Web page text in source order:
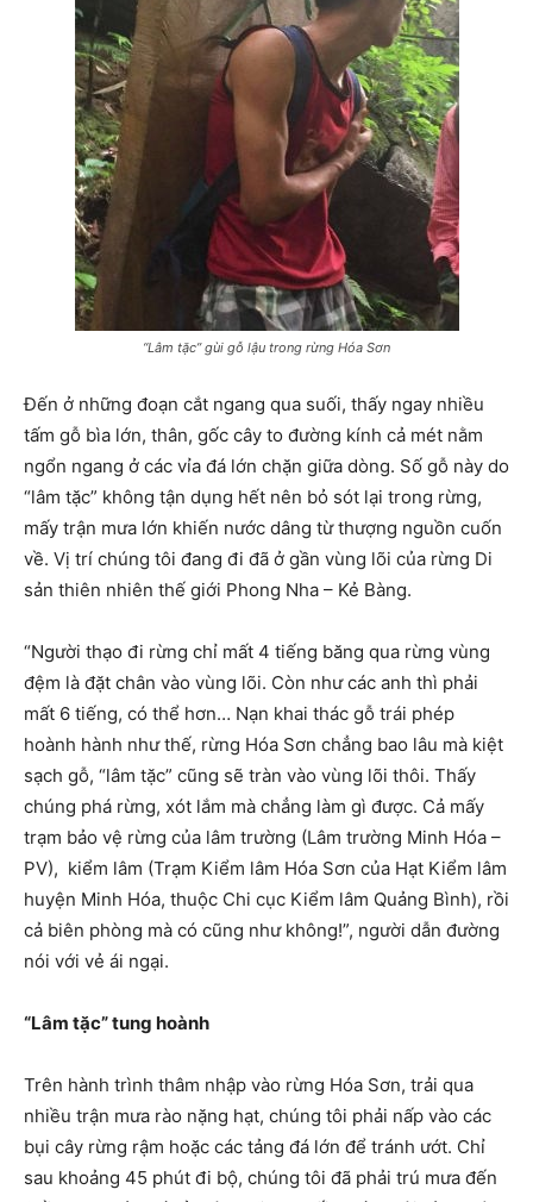
“Lâm tặc” gùi gỗ lậu trong rừng Hóa Sơn
Đến ở những đoạn cắt ngang qua suối, thấy ngay nhiều
tấm gỗ bìa lớn, thân, gốc cây to đường kính cả mét nằm
ngổn ngang ở các vỉa đá lớn chặn giữa dòng. Số gỗ này do
“lâm tặc” không tận dụng hết nên bỏ sót lại trong rừng,
mấy trận mưa lớn khiến nước dâng từ thượng nguồn cuốn
về. Vị trí chúng tôi đang đi đã ở gần vùng lõi của rừng Di
sản thiên nhiên thế giới Phong Nha – Kẻ Bàng.
“Người thạo đi rừng chỉ mất 4 tiếng băng qua rừng vùng
đệm là đặt chân vào vùng lõi. Còn như các anh thì phải
mất 6 tiếng, có thể hơn… Nạn khai thác gỗ trái phép
hoành hành như thế, rừng Hóa Sơn chẳng bao lâu mà kiệt
sạch gỗ, “lâm tặc” cũng sẽ tràn vào vùng lõi thôi. Thấy
chúng phá rừng, xót lắm mà chẳng làm gì được. Cả mấy
trạm bảo vệ rừng của lâm trường (Lâm trường Minh Hóa –
PV), kiểm lâm (Trạm Kiểm lâm Hóa Sơn của Hạt Kiểm lâm
huyện Minh Hóa, thuộc Chi cục Kiểm lâm Quảng Bình), rồi
cả biên phòng mà có cũng như không!”, người dẫn đường
nói với vẻ ái ngại.
“Lâm tặc” tung hoành
Trên hành trình thâm nhập vào rừng Hóa Sơn, trải qua
nhiều trận mưa rào nặng hạt, chúng tôi phải nấp vào các
bụi cây rừng rậm hoặc các tảng đá lớn để tránh ướt. Chỉ
sau khoảng 45 phút đi bộ, chúng tôi đã phải trú mưa đến